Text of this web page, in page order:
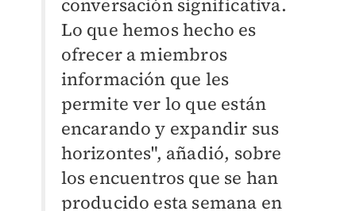
conversación significativa.
Lo que hemos hecho es
ofrecer a miembros
información que les
permite ver lo que están
encarando y expandir sus
horizontes", añadió, sobre
los encuentros que se han
producido esta semana en